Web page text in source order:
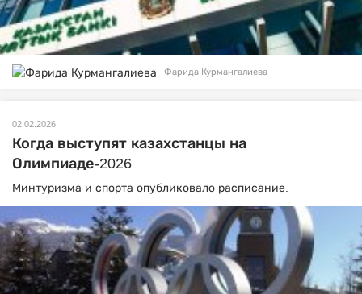
Фарида Курмангалиева
02.02.2026
Когда выступят казахстанцы на
Олимпиаде-2026
Минтуризма и спорта опубликовало расписание.